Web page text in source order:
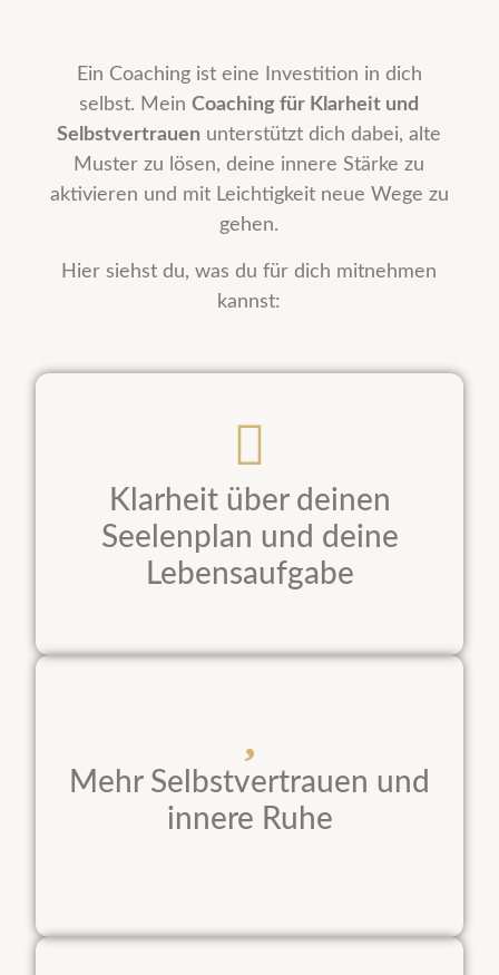
Ein Coaching ist eine Investition in dich
selbst. MeinCoaching für Klarheit und
Selbstvertrauen unterstützt dich dabei, alte
Muster zu lösen, deine innere Stärke zu
aktivieren und mit Leichtigkeit neue Wege zu
gehen.
Hier siehst du, was du für dich mitnehmen
kannst:
Klarheit über deinen
Seelenplan und deine
Lebensaufgabe
Mehr Selbstvertrauen und
innere Ruhe